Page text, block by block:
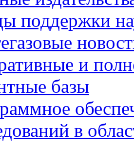
поддержки
и
базы
в